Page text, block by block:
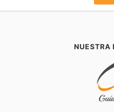
NUESTRA